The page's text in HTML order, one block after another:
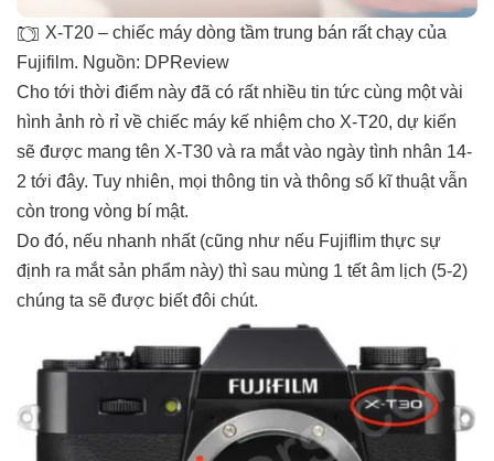
X-T20 – chiếc máy dòng tầm trung bán rất chạy của
Fujifilm. Nguồn: DPReview
Cho tới thời điểm này đã có rất nhiều tin tức cùng một vài
hình ảnh rò rỉ về chiếc máy kế nhiệm cho X-T20, dự kiến
sẽ được mang tên X-T30 và ra mắt vào ngày tình nhân 14-
2 tới đây. Tuy nhiên, mọi thông tin và thông số kĩ thuật vẫn
còn trong vòng bí mật.
Do đó, nếu nhanh nhất (cũng như nếu Fujiflim thực sự
định ra mắt sản phẩm này) thì sau mùng 1 tết âm lịch (5-2)
chúng ta sẽ được biết đôi chút.